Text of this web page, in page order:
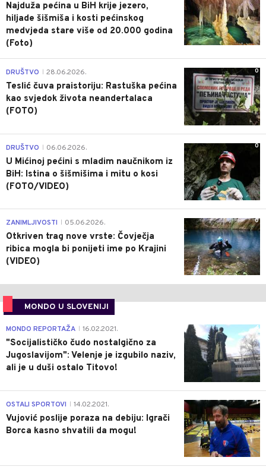
Najduža pećina u BiH krije jezero,
hiljade šišmiša i kosti pećinskog
medvjeda stare više od 20.000 godina
(Foto)
0
DRUŠTVO 28.06.2026.
Teslić čuva praistoriju: Rastuška pećina
kao svjedok života neandertalaca
(FOTO)
0
DRUŠTVO 06.06.2026.
U Mićinoj pećini s mladim naučnikom iz
BiH: Istina o šišmišima i mitu o kosi
(FOTO/VIDEO)
0
ZANIMLJIVOSTI 05.06.2026.
Otkriven trag nove vrste: Čovječja
ribica mogla bi ponijeti ime po Krajini
(VIDEO)
MONDO U SLOVENIJI
4
MONDO REPORTAŽA 16.02.2021.
"Socijalističko čudo nostalgično za
Jugoslavijom": Velenje je izgubilo naziv,
ali je u duši ostalo Titovo!
1
OSTALI SPORTOVI 14.02.2021.
Vujović poslije poraza na debiju: Igrači
Borca kasno shvatili da mogu!